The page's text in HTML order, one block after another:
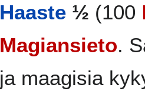
Haaste ½ (100
Magiansieto.
ja maagisia